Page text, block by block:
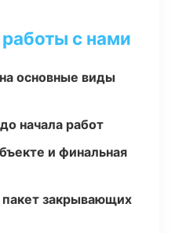
с нами
основные виды
начала работ
и финальная
закрывающих